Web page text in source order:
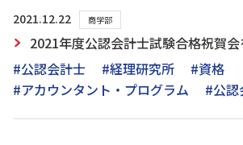
2021.12.22 商学部
2021年度公認会計士試験合格祝賀
#公認会計士
#経理研究所
#資格
#アカウンタント・プログラム
#公認